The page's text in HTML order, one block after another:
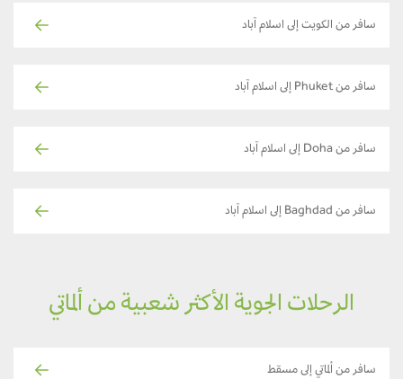
سافر من الكويت إلى اسلام آباد
سافر من Phuket إلى اسلام آباد
سافر من Doha إلى اسلام آباد
سافر من Baghdad إلى اسلام آباد
الرحلات الجوية الأكثر شعبية من ألماتي
سافر من ألماتي إلى مسقط